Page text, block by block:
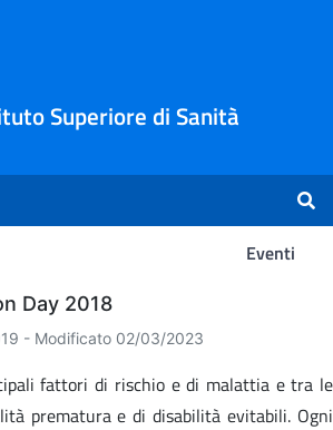
Superiore di Sanità
Eventi
Day 2018
- Modificato 02/03/2023
fattori di rischio e di malattia e tra le
prematura e di disabilità evitabili. Ogni